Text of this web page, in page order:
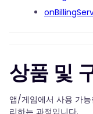
상품 및
앱/게임에서 사용 가
리하는 과정입니다.